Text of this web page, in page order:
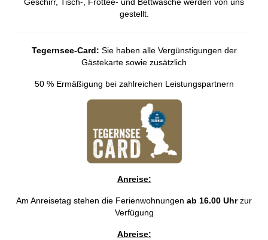
gestellt.
Tegernsee-Card: Sie haben alle Vergünstigungen der
Gästekarte sowie zusätzlich
50 % Ermäßigung bei zahlreichen Leistungspartnern
Anreise:
Am Anreisetag stehen die Ferienwohnungen ab 16.00 Uhrzur
Verfügung
Abreise: